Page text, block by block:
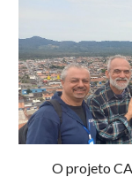
O projeto